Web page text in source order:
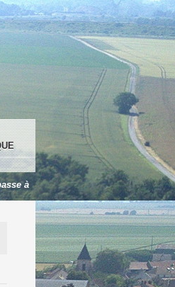
à 100 % en LED ! Le centre de